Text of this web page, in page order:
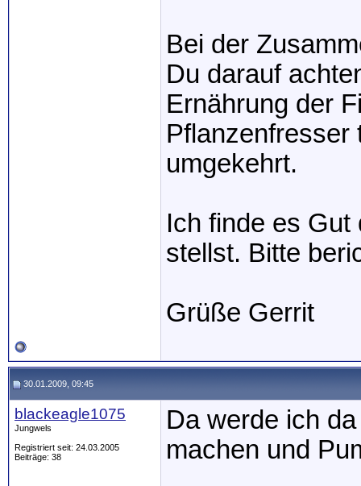
Bei der
Du darauf
Ernährung der
Pflanzenfresser
umgekehrt.
Ich finde es
stellst. Bitte
Grüße Gerrit
30.01.2009, 09:45
blackeagle1075
Jungwels
Registriert seit: 24.03.2005
Beiträge: 38
Da werde ich
machen und